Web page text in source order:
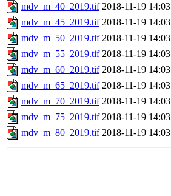
mdv_m_40_2019.tif 2018-11-19 14:03
mdv_m_45_2019.tif 2018-11-19 14:03
mdv_m_50_2019.tif 2018-11-19 14:03
mdv_m_55_2019.tif 2018-11-19 14:03
mdv_m_60_2019.tif 2018-11-19 14:03
mdv_m_65_2019.tif 2018-11-19 14:03
mdv_m_70_2019.tif 2018-11-19 14:03
mdv_m_75_2019.tif 2018-11-19 14:03
mdv_m_80_2019.tif 2018-11-19 14:03